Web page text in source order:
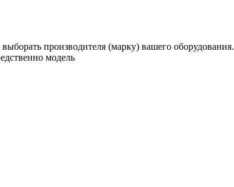
производителя (марку) вашего оборудования.
модель